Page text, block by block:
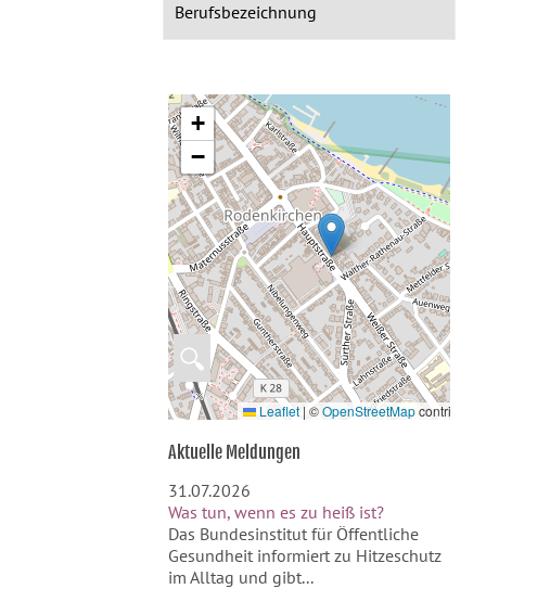
Berufsbezeichnung
🔍
+
−
Leaflet | ©OpenStreetMapcontributors
Aktuelle Meldungen
31.07.2026
Was tun, wenn es zu heiß ist?
Das Bundesinstitut für Öffentliche
Gesundheit informiert zu Hitzeschutz
im Alltag und gibt...